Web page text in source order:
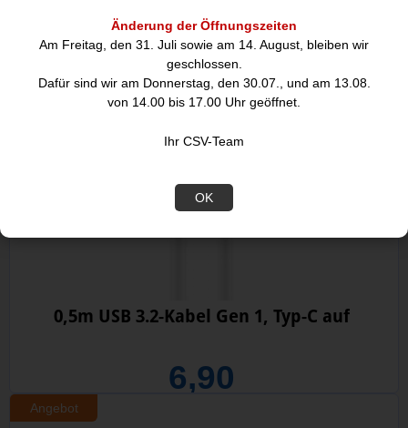
Änderung der Öffnungszeiten
Am Freitag, den 31. Juli sowie am 14. August, bleiben wir
geschlossen.
Dafür sind wir am Donnerstag, den 30.07., und am 13.08.
von 14.00 bis 17.00 Uhr geöffnet.
Ihr CSV-Team
OK
7,22
Angebot
0,5m USB 3.2-Kabel Gen 1, Typ-C auf
6,90
Angebot